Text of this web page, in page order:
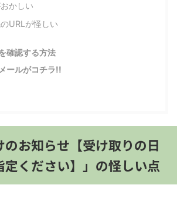
かしい
URLが怪しい
確認する方法
ールがコチラ!!
のお知らせ【受け取りの日
定ください】」の怪しい点